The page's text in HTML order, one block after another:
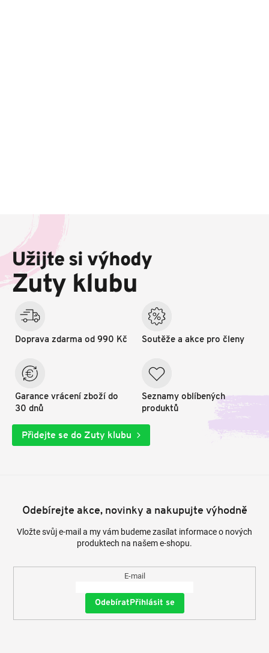
a
í
Užijte si výhody
Zuty klubu
Doprava zdarma od 990 Kč
Garance vrácení zboží do
30 dnů
Soutěže a akce pro členy
Seznamy oblíbených
produktů
Přidejte se do Zuty klubu
Odebírejte akce, novinky a nakupujte výhodně
Vložte svůj e-mail a my vám budeme zasílat informace o nových
produktech na našem e-shopu.
E-mail
Přihlásit se